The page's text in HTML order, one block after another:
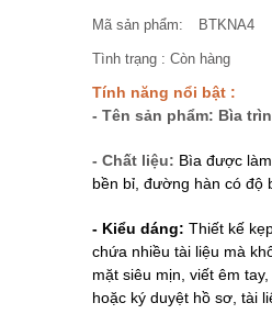
Mã sản phẩm: BTKNA4
Tình trạng : Còn hàng
Tính năng nổi bật :
- Tên sản phẩm: Bìa
- Chất liệu: Bìa được
bền bỉ, đường hàn có độ
- Kiểu dáng: Thiết kế
chứa nhiều tài liệu mà
mặt siêu mịn, viết êm
hoặc ký duyệt hồ sơ, tài